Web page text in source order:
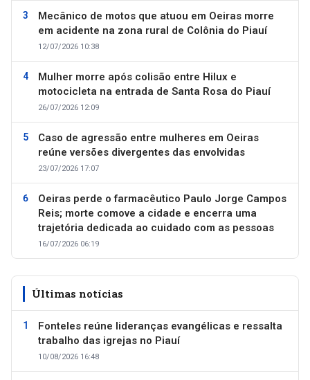
Mecânico de motos que atuou em Oeiras morre
em acidente na zona rural de Colônia do Piauí
12/07/2026 10:38
Mulher morre após colisão entre Hilux e
motocicleta na entrada de Santa Rosa do Piauí
26/07/2026 12:09
Caso de agressão entre mulheres em Oeiras
reúne versões divergentes das envolvidas
23/07/2026 17:07
Oeiras perde o farmacêutico Paulo Jorge Campos
Reis; morte comove a cidade e encerra uma
trajetória dedicada ao cuidado com as pessoas
16/07/2026 06:19
Últimas notícias
Fonteles reúne lideranças evangélicas e ressalta
trabalho das igrejas no Piauí
10/08/2026 16:48